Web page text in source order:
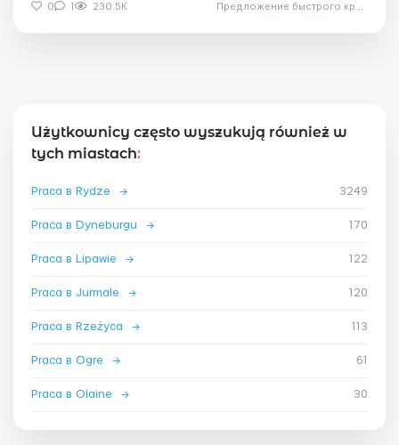
0 1 230.5K
Użytkownicy często wyszukują również w
tych miastach:
Praca в Rydze → 3249
Praca в Dyneburgu → 170
Praca в Lipawie → 122
Praca в Jurmale → 120
Praca в Rzeżyca → 113
Praca в Ogre → 61
Praca в Olaine → 30